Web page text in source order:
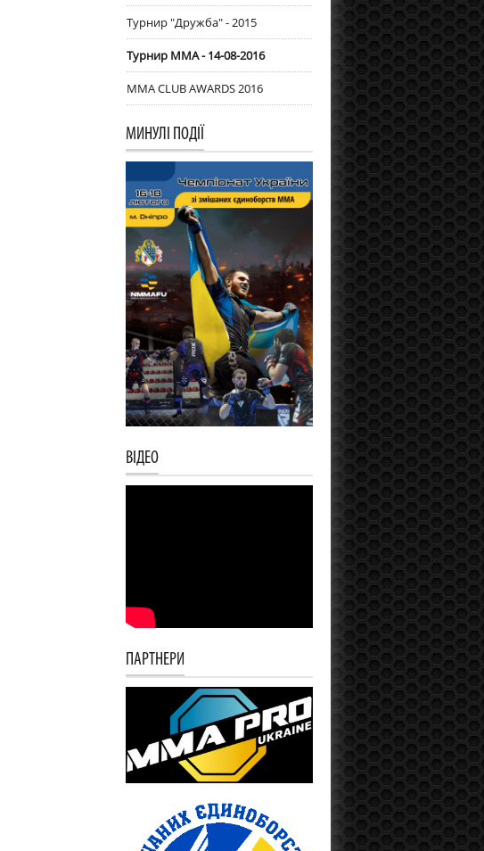
Турнир "Дружба" - 2015
Турнир ММА - 14-08-2016
MMA CLUB AWARDS 2016
МИНУЛІ ПОДІЇ
ВІДЕО
ПАРТНЕРИ